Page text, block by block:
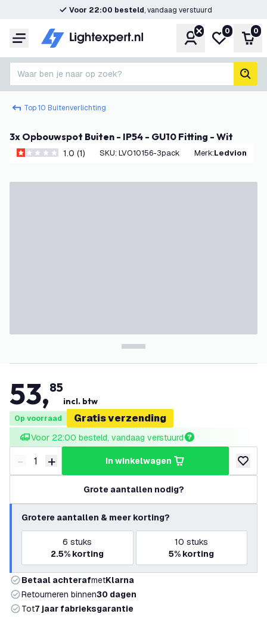
Voor 22:00 besteld, vandaag verstuurd
Menu Account
Mijn
0 0
Waar ben je naar op zoek?
Top 10 Buitenverlichting
3x Opbouwspot Buiten - IP54 - GU10 Fitting - Wit
1 score sterren1.0 (1) SKU: LVO10156-3pack Merk: Ledvion
53,85
incl. btw
Op voorraad Gratis verzending
Voor 22:00 besteld, vandaag verstuurd
Verminder hoeveelheid
- Verhoog hoeveelheid
+ in winkelwagen
Grote aantallen nodig?
Grotere aantallen & meer korting?
6 stuks
2.5% korting
10 stuks
5% korting
Betaal achterafmetKlarna
Retourneren binnen30 dagen
Tot7 jaar fabrieksgarantie